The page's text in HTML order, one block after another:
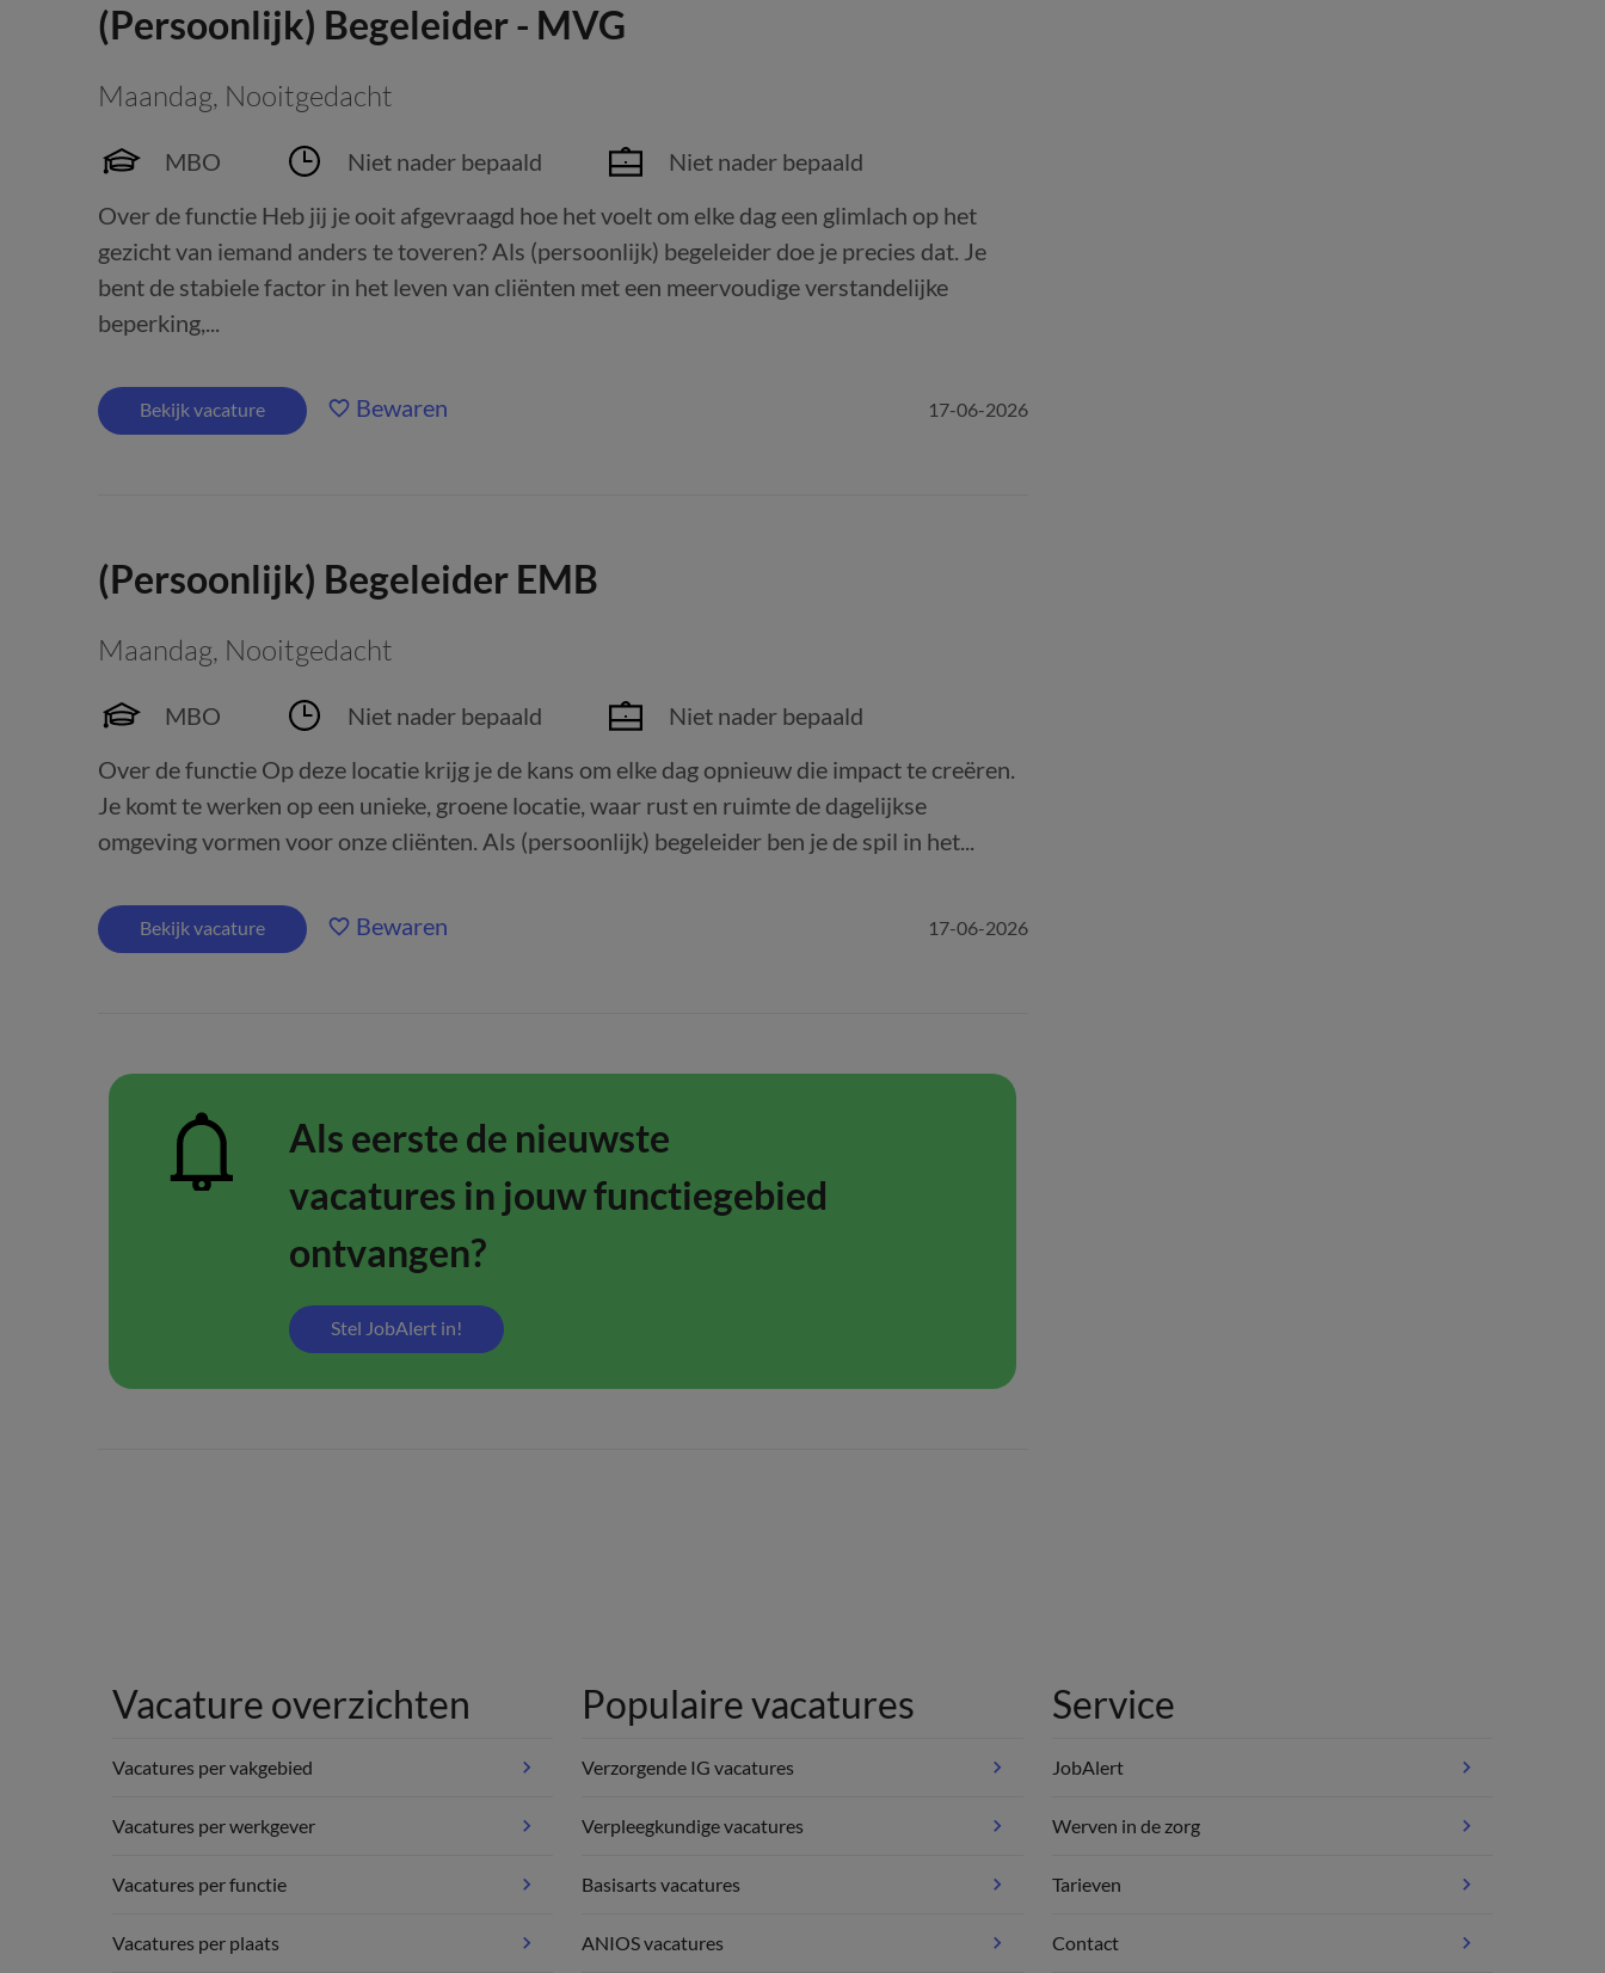
(Persoonlijk) Begeleider - MVG
Maandag, Nooitgedacht
MBO Niet nader bepaald
Niet nader bepaald
Over de functie Heb jij je ooit afgevraagd hoe het voelt om elke dag een glimlach op het
gezicht van iemand anders te toveren? Als (persoonlijk) begeleider doe je precies dat. Je
bent de stabiele factor in het leven van cliënten met een meervoudige verstandelijke
beperking,...
Bekijk vacature Bewaren 17-06-2026
(Persoonlijk) Begeleider EMB
Maandag, Nooitgedacht
MBO Niet nader bepaald
Niet nader bepaald
Over de functie Op deze locatie krijg je de kans om elke dag opnieuw die impact te creëren.
Je komt te werken op een unieke, groene locatie, waar rust en ruimte de dagelijkse
omgeving vormen voor onze cliënten. Als (persoonlijk) begeleider ben je de spil in het...
Bekijk vacature Bewaren 17-06-2026
Als eerste de nieuwste
vacatures in jouw functiegebied
ontvangen?
Stel JobAlert in!
Vacature overzichten
Vacatures per vakgebied
Vacatures per werkgever
Vacatures per functie
Vacatures per plaats
Populaire vacatures
Verzorgende IG vacatures
Verpleegkundige vacatures
Basisarts vacatures
ANIOS vacatures
Service
JobAlert
Werven in de zorg
Tarieven
Contact